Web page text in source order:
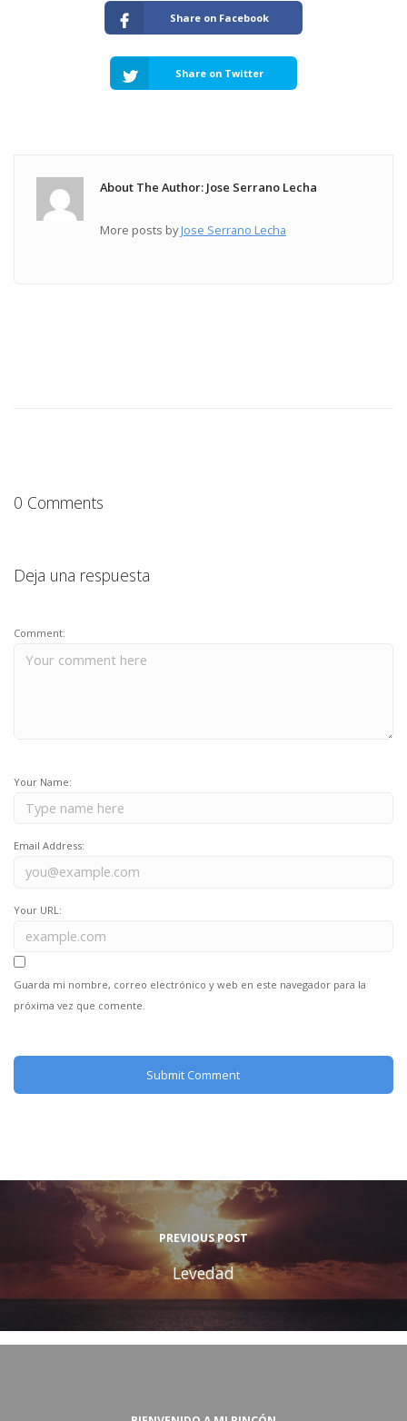
Share on Facebook
Share on Twitter
About The Author: Jose Serrano Lecha
More posts byJose Serrano Lecha
0 Comments
Deja una respuesta
Comment:
Your Name:
Email Address:
Your URL:
Guarda mi nombre, correo electrónico y web en este navegador para la
próxima vez que comente.
PREVIOUS POST
Levedad